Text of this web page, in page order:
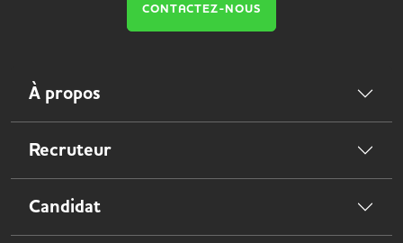
CONTACTEZ-NOUS
À propos
Recruteur
Candidat